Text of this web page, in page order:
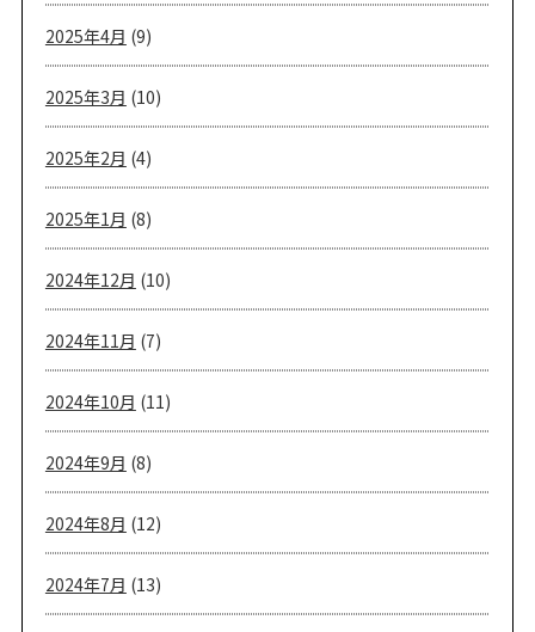
2025年4月 (9)
2025年3月 (10)
2025年2月 (4)
2025年1月 (8)
2024年12月 (10)
2024年11月 (7)
2024年10月 (11)
2024年9月 (8)
2024年8月 (12)
2024年7月 (13)